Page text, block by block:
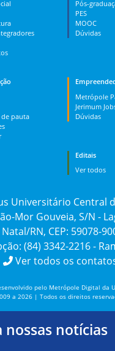
Pós-
PES
MOOC
Dúvidas
de pauta
Metrópole
Jerimum
Dúvidas
Editais
Ver todos
Universitário Central
Mor Gouveia, S/N -
Natal/RN, CEP: 59078-
(84) 3342-2216 -
Ver todos os
pelo Metrópole Digital da
a 2026 | Todos os direitos
nossas notícias